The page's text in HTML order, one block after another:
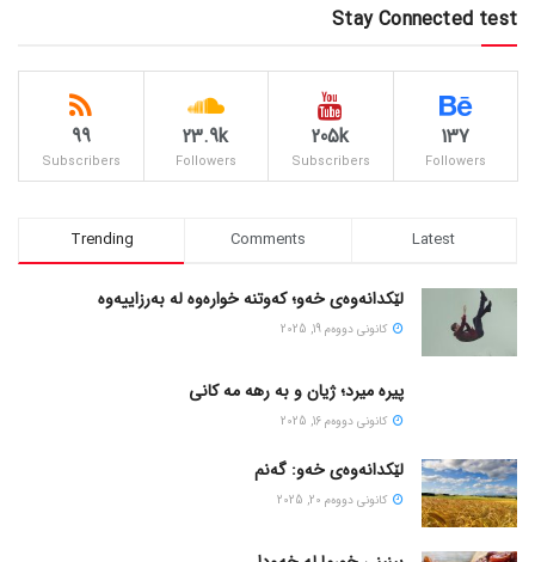
Stay Connected test
137
Followers
205k
Subscribers
23.9k
Followers
99
Subscribers
Trending Comments Latest
لێکدانەوەی خەو؛ کەوتنە خوارەوە لە بەرزاییەوە
كانونی دووه‌م 19, 2025
پیره میرد؛ ژیان و به رهه مه کانی
كانونی دووه‌م 16, 2025
لێکدانەوەی خەو: گەنم
كانونی دووه‌م 20, 2025